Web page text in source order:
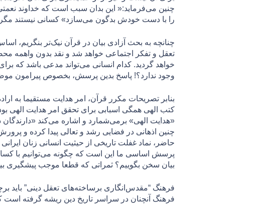
چنین می‌فرماید:« این بدان سبب است كه خداوند
را با دست خودش بدگون می‌سازد» کسانی نیستند
چنانچه به بحث آزادی بیان در قرآن نیک‌تر بنگریم،
تعقل و تفكر اجتماعی خواهد شد و نقد بدون واهمه
خواهد گرديد. کدام انسانی می‌تواند مدعی باشد که
وجود ندارد؟! پاسخ بدین پرسش، بخصوص پیرامون
«هدایت الهی» برمی‌شمارد و اشاره می‌کند
چنين اذهانی در فضایی رشد و تعالی پيدا كرده و
حاضر، نماد غفلت تاریخی از حیثیت انسانی زنان
پرسش اساسی ما این است که چگونه می‌توانیم با
بیان سخن بگوییم؟ ثمراتی که قطعا موجب پیشگیری
فرهنگ “مقدس‌انگاری برساخته‌های تعقل دینی” باید
فرهنگ آنچنان در سراسر تاریخ دین ریشه گرفته است